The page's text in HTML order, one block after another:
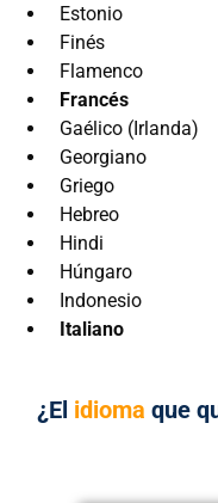
Estonio
Finés
Flamenco
Francés
Gaélico (Irlanda)
Georgiano
Griego
Hebreo
Hindi
Húngaro
Indonesio
Italiano
¿El idioma que